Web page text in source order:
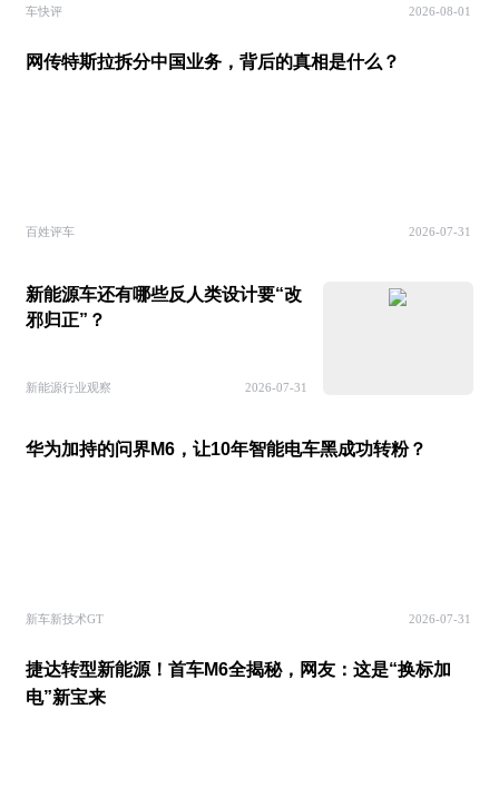
车快评 2026-08-01
网传特斯拉拆分中国业务，背后的真相是什么？
百姓评车 2026-07-31
新能源车还有哪些反人类设计要“改
邪归正”？
新能源行业观察 2026-07-31
华为加持的问界M6，让10年智能电车黑成功转粉？
新车新技术GT 2026-07-31
捷达转型新能源！首车M6全揭秘，网友：这是“换标加
电”新宝来